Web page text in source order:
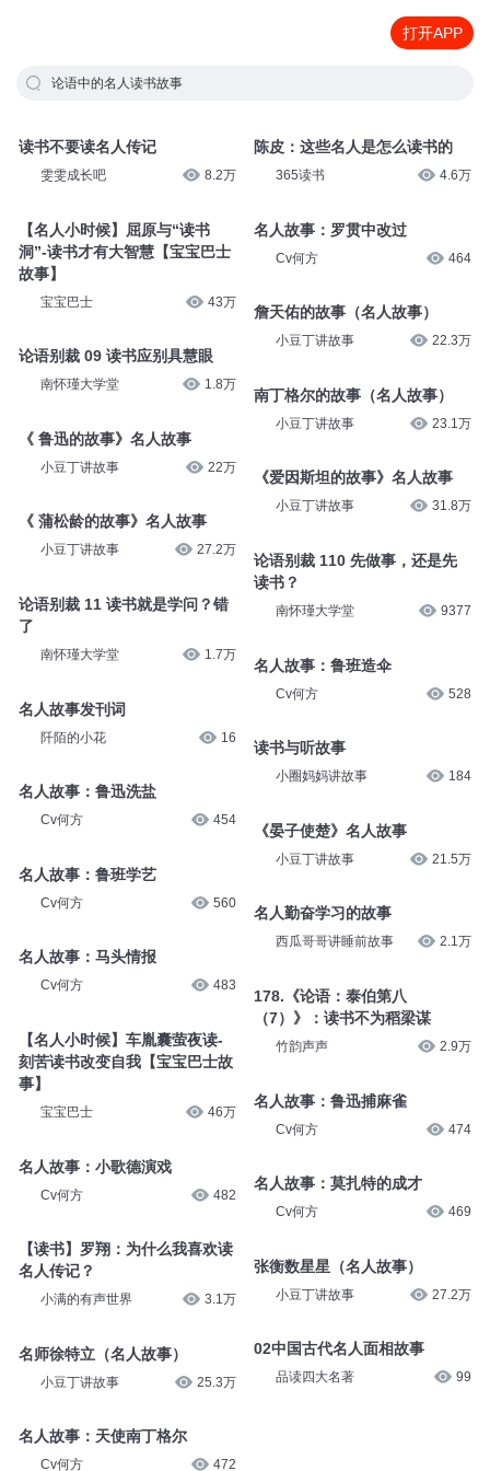
打开APP
论语中的名人读书故事
读书不要读名人传记
雯雯成长吧 8.2万
【名人小时候】屈原与“读书
洞”-读书才有大智慧【宝宝巴士
故事】
宝宝巴士 43万
论语别裁 09 读书应别具慧眼
南怀瑾大学堂 1.8万
《 鲁迅的故事》名人故事
小豆丁讲故事 22万
《 蒲松龄的故事》名人故事
小豆丁讲故事 27.2万
论语别裁 11 读书就是学问？错
了
南怀瑾大学堂 1.7万
名人故事发刊词
阡陌的小花 16
名人故事：鲁迅洗盐
Cv何方 454
名人故事：鲁班学艺
Cv何方 560
名人故事：马头情报
Cv何方 483
【名人小时候】车胤囊萤夜读-
刻苦读书改变自我【宝宝巴士故
事】
宝宝巴士 46万
名人故事：小歌德演戏
Cv何方 482
【读书】罗翔：为什么我喜欢读
名人传记？
小满的有声世界 3.1万
名师徐特立（名人故事）
小豆丁讲故事 25.3万
名人故事：天使南丁格尔
Cv何方 472
陈皮：这些名人是怎么读书的
365读书 4.6万
名人故事：罗贯中改过
Cv何方 464
詹天佑的故事（名人故事）
小豆丁讲故事 22.3万
南丁格尔的故事（名人故事）
小豆丁讲故事 23.1万
《爱因斯坦的故事》名人故事
小豆丁讲故事 31.8万
论语别裁 110 先做事，还是先
读书？
南怀瑾大学堂 9377
名人故事：鲁班造伞
Cv何方 528
读书与听故事
小圈妈妈讲故事 184
《晏子使楚》名人故事
小豆丁讲故事 21.5万
名人勤奋学习的故事
西瓜哥哥讲睡前故事 2.1万
178.《论语：泰伯第八
（7）》：读书不为稻梁谋
竹韵声声 2.9万
名人故事：鲁迅捕麻雀
Cv何方 474
名人故事：莫扎特的成才
Cv何方 469
张衡数星星（名人故事）
小豆丁讲故事 27.2万
02中国古代名人面相故事
品读四大名著 99